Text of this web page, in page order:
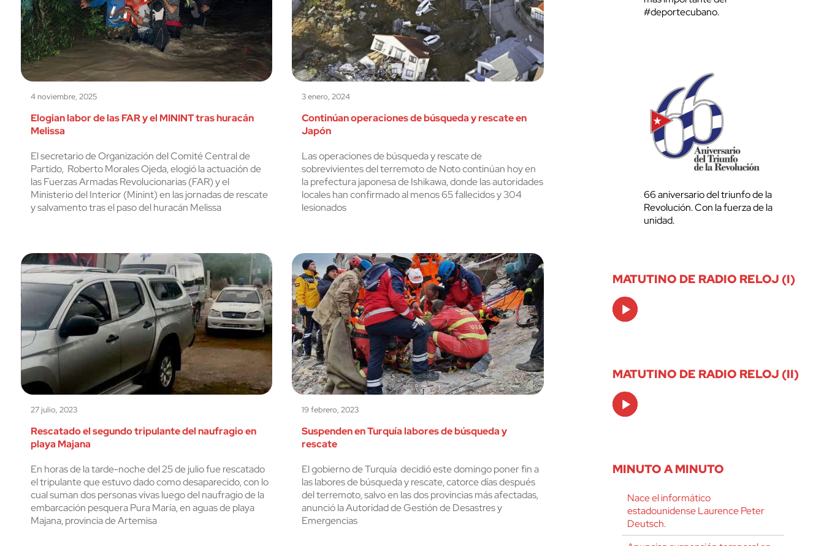
4 noviembre, 2025
Elogian labor de las FAR y el MININT tras huracán
Melissa
El secretario de Organización del Comité Central de
Partido, Roberto Morales Ojeda, elogió la actuación de
las Fuerzas Armadas Revolucionarias (FAR) y el
Ministerio del Interior (Minint) en las jornadas de rescate
y salvamento tras el paso del huracán Melissa
3 enero, 2024
Continúan operaciones de búsqueda y rescate en
Japón
Las operaciones de búsqueda y rescate de
sobrevivientes del terremoto de Noto continúan hoy en
la prefectura japonesa de Ishikawa, donde las autoridades
locales han confirmado al menos 65 fallecidos y 304
lesionados
27 julio, 2023
Rescatado el segundo tripulante del naufragio en
playa Majana
En horas de la tarde-noche del 25 de julio fue rescatado
el tripulante que estuvo dado como desaparecido, con lo
cual suman dos personas vivas luego del naufragio de la
embarcación pesquera Pura María, en aguas de playa
Majana, provincia de Artemisa
19 febrero, 2023
Suspenden en Turquía labores de búsqueda y
rescate
El gobierno de Turquía decidió este domingo poner fin a
las labores de búsqueda y rescate, catorce días después
del terremoto, salvo en las dos provincias más afectadas,
anunció la Autoridad de Gestión de Desastres y
Emergencias
#deportecubano.
66 aniversario del triunfo de la
Revolución. Con la fuerza de la
unidad.
MATUTINO DE RADIO RELOJ (I)
Audio
Player
MATUTINO DE RADIO RELOJ (II)
Audio
Player
MINUTO A MINUTO
Nace el informático
estadounidense Laurence Peter
Deutsch.